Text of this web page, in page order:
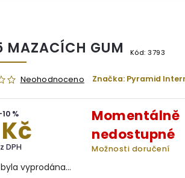
MAZACÍCH GUM Kód: 3793
Neohodnoceno Značka: Pyramid
%
DPH
Momentálně
nedostupné
Možnosti doručení
byla vyprodána…